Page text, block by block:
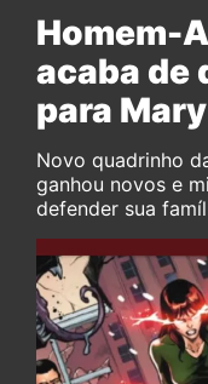
Homem-
acaba de
para
Novo quadrinho
ganhou novos e
defender sua